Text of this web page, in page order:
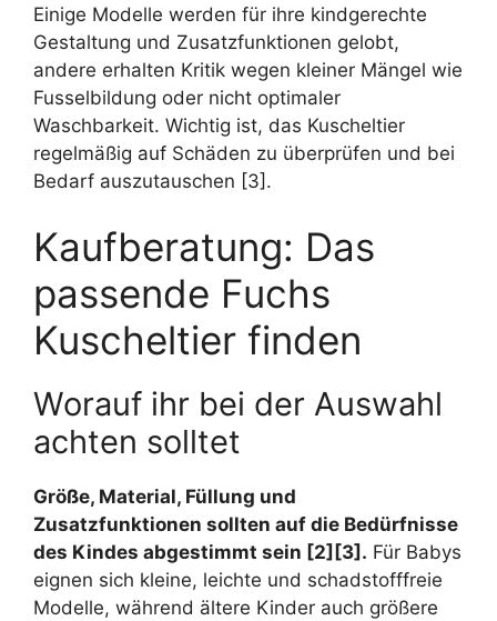
Einige Modelle werden für ihre kindgerechte
Gestaltung und Zusatzfunktionen gelobt,
andere erhalten Kritik wegen kleiner Mängel wie
Fusselbildung oder nicht optimaler
Waschbarkeit. Wichtig ist, das Kuscheltier
regelmäßig auf Schäden zu überprüfen und bei
Bedarf auszutauschen [3].
Kaufberatung: Das
passende Fuchs
Kuscheltier finden
Worauf ihr bei der Auswahl
achten solltet
Größe, Material, Füllung und
Zusatzfunktionen sollten auf die Bedürfnisse
des Kindes abgestimmt sein [2][3]. Für Babys
eignen sich kleine, leichte und schadstofffreie
Modelle, während ältere Kinder auch größere